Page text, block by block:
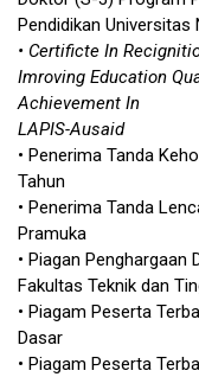
Pendidikan Universitas
• Certificte In
Imroving Education
Achievement In
LAPIS-Ausaid
• Penerima Tanda
Tahun
• Penerima Tanda
Pramuka
• Piagan
Fakultas Teknik dan
• Piagam Peserta
Dasar
• Piagam Peserta